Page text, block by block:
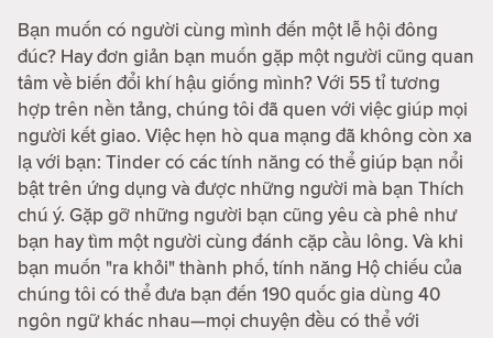
Bạn muốn có người cùng mình đến một lễ hội đông
đúc? Hay đơn giản bạn muốn gặp một người cũng quan
tâm về biến đổi khí hậu giống mình? Với 55 tỉ tương
hợp trên nền tảng, chúng tôi đã quen với việc giúp mọi
người kết giao. Việc hẹn hò qua mạng đã không còn xa
lạ với bạn: Tinder có các tính năng có thể giúp bạn nổi
bật trên ứng dụng và được những người mà bạn Thích
chú ý. Gặp gỡ những người bạn cũng yêu cà phê như
bạn hay tìm một người cùng đánh cặp cầu lông. Và khi
bạn muốn "ra khỏi" thành phố, tính năng Hộ chiếu của
chúng tôi có thể đưa bạn đến 190 quốc gia dùng 40
ngôn ngữ khác nhau—mọi chuyện đều có thể với